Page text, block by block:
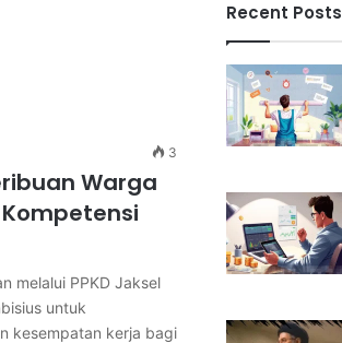
3
Warga
melalui PPKD Jaksel
untuk
kesempatan kerja bagi
Recent Posts